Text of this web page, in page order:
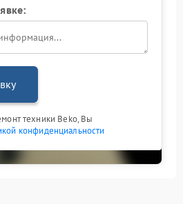
техники Beko, Вы
конфиденциальности